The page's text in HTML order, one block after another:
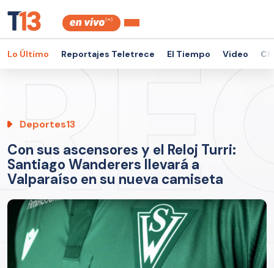
Lo Último Reportajes Teletrece El Tiempo Video
Deportes13
Con sus ascensores y el Reloj Turri:
Santiago Wanderers llevará a
Valparaíso en su nueva camiseta